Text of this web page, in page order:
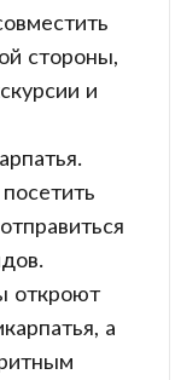
стороны,
и
откроют
а